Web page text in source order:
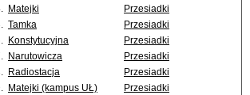
Matejki
Przesiadki
Tamka
Przesiadki
Konstytucyjna
Przesiadki
Narutowicza
Przesiadki
Radiostacja
Przesiadki
Matejki (kampus UŁ)
Przesiadki